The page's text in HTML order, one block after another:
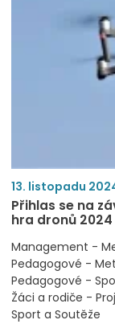
13. listopadu
Přihlas se na
hra dronů 2024
Management -
Pedagogové -
Pedagogové -
Žáci a rodiče -
Sport a Soutěže